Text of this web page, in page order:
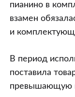
пианино в
взамен
и
В период
поставила
превышающую